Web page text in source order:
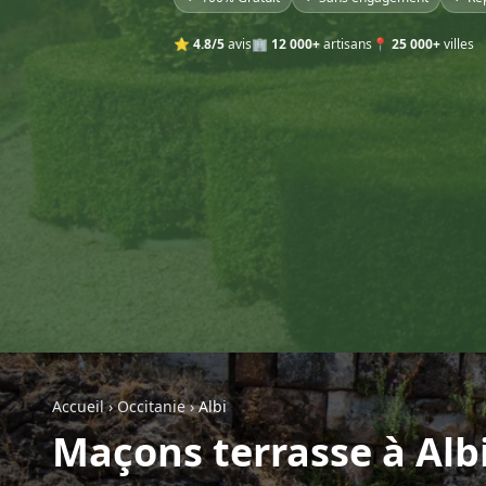
⭐ 4.8/5avis🏢 12 000+artisans 📍 25 000+villes
Accueil›Occitanie›Albi
Maçons terrasse à